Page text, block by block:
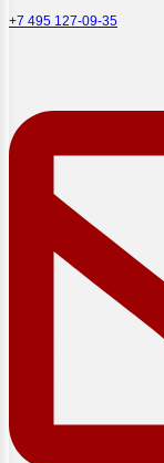
+7 495 127-09-35